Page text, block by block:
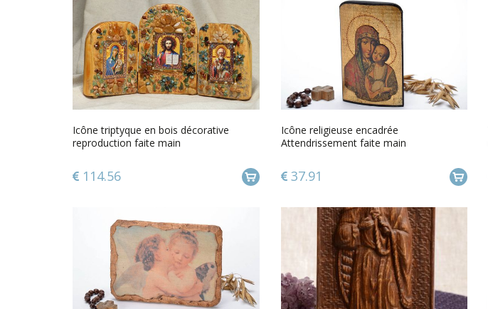
Icône triptyque en bois décorative
reproduction faite main
114.56
Icône religieuse encadrée
Attendrissement faite main
37.91